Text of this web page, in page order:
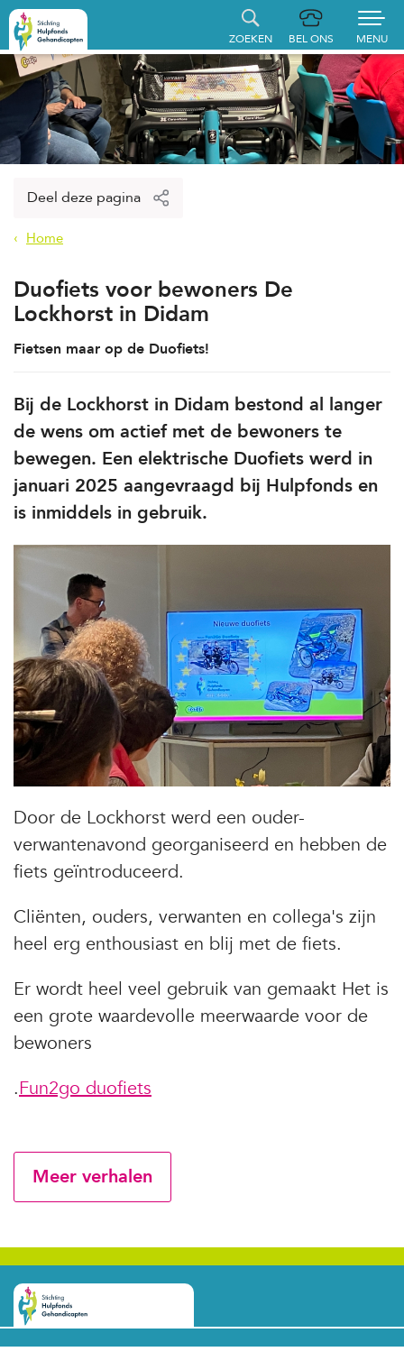
ZOEKEN BEL ONS MENU
Home
Aanvraag indienen
Gerealiseerde aanvragen
Hulpfonds steunen
Contact
Home
Deel deze pagina
Duofiets voor bewoners De
Lockhorst in Didam
Fietsen maar op de Duofiets!
Bij de Lockhorst in Didam bestond al langer
de wens om actief met de bewoners te
bewegen. Een elektrische Duofiets werd in
januari 2025 aangevraagd bij Hulpfonds en
is inmiddels in gebruik.
Door de Lockhorst werd een ouder-
verwantenavond georganiseerd en hebben de
fiets geïntroduceerd.
Cliënten, ouders, verwanten en collega's zijn
heel erg enthousiast en blij met de fiets.
Er wordt heel veel gebruik van gemaakt Het is
een grote waardevolle meerwaarde voor de
bewoners
.Fun2go duofiets
Meer verhalen